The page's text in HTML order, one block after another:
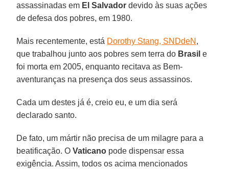
assassinadas em El Salvador devido às suas ações
de defesa dos pobres, em 1980.
Mais recentemente, está Dorothy Stang, SNDdeN ,
que trabalhou junto aos pobres sem terra do Brasil e
foi morta em 2005, enquanto recitava as Bem-
aventuranças na presença dos seus assassinos.
Cada um destes já é, creio eu, e um dia será
declarado santo.
De fato, um mártir não precisa de um milagre para a
beatificação. OVaticano pode dispensar essa
exigência. Assim, todos os acima mencionados